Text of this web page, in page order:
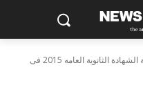
تابع تفاصيل ظهور نتيجة الشهادة الثانوية العامه 2015 فى